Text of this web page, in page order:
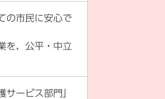
の市民に安心で
を、公平・中立
ービス部門」